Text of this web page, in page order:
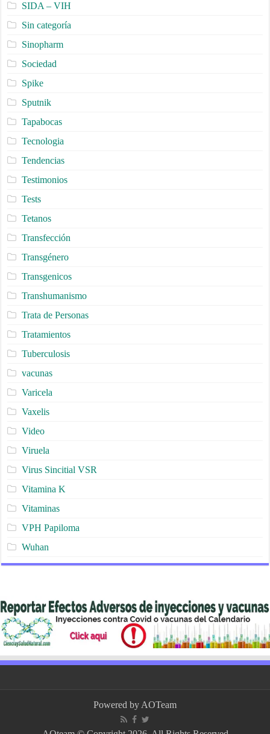
SIDA – VIH
Sin categoría
Sinopharm
Sociedad
Spike
Sputnik
Tapabocas
Tecnologia
Tendencias
Testimonios
Tests
Tetanos
Transfección
Transgénero
Transgenicos
Transhumanismo
Trata de Personas
Tratamientos
Tuberculosis
vacunas
Varicela
Vaxelis
Video
Viruela
Virus Sincitial VSR
Vitamina K
Vitaminas
VPH Papiloma
Wuhan
Powered by AOTeam